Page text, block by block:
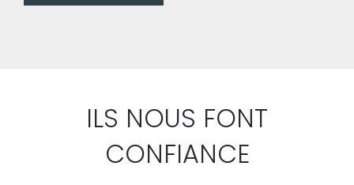
ILS NOUS FONT
CONFIANCE